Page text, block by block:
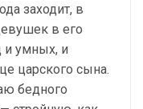
заходит, в
в его
и умных, и
царского сына.
бедного